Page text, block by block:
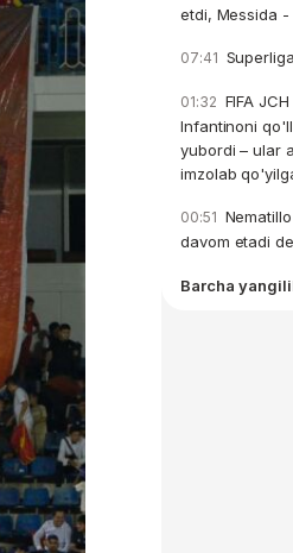
etdi, Messida
07:41
01:32 FIFA
Infantinoni
yubordi – ular
imzolab
00:51
davom etadi
Barcha